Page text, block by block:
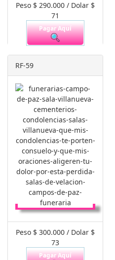
Peso $ 290.000 / Dolar $
71
Pagar Aquí
RF-59
Peso $ 300.000 / Dolar $
73
Pagar Aquí